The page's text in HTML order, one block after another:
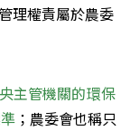
理權責屬於農委
主管機關的環保
；農委會也稱只